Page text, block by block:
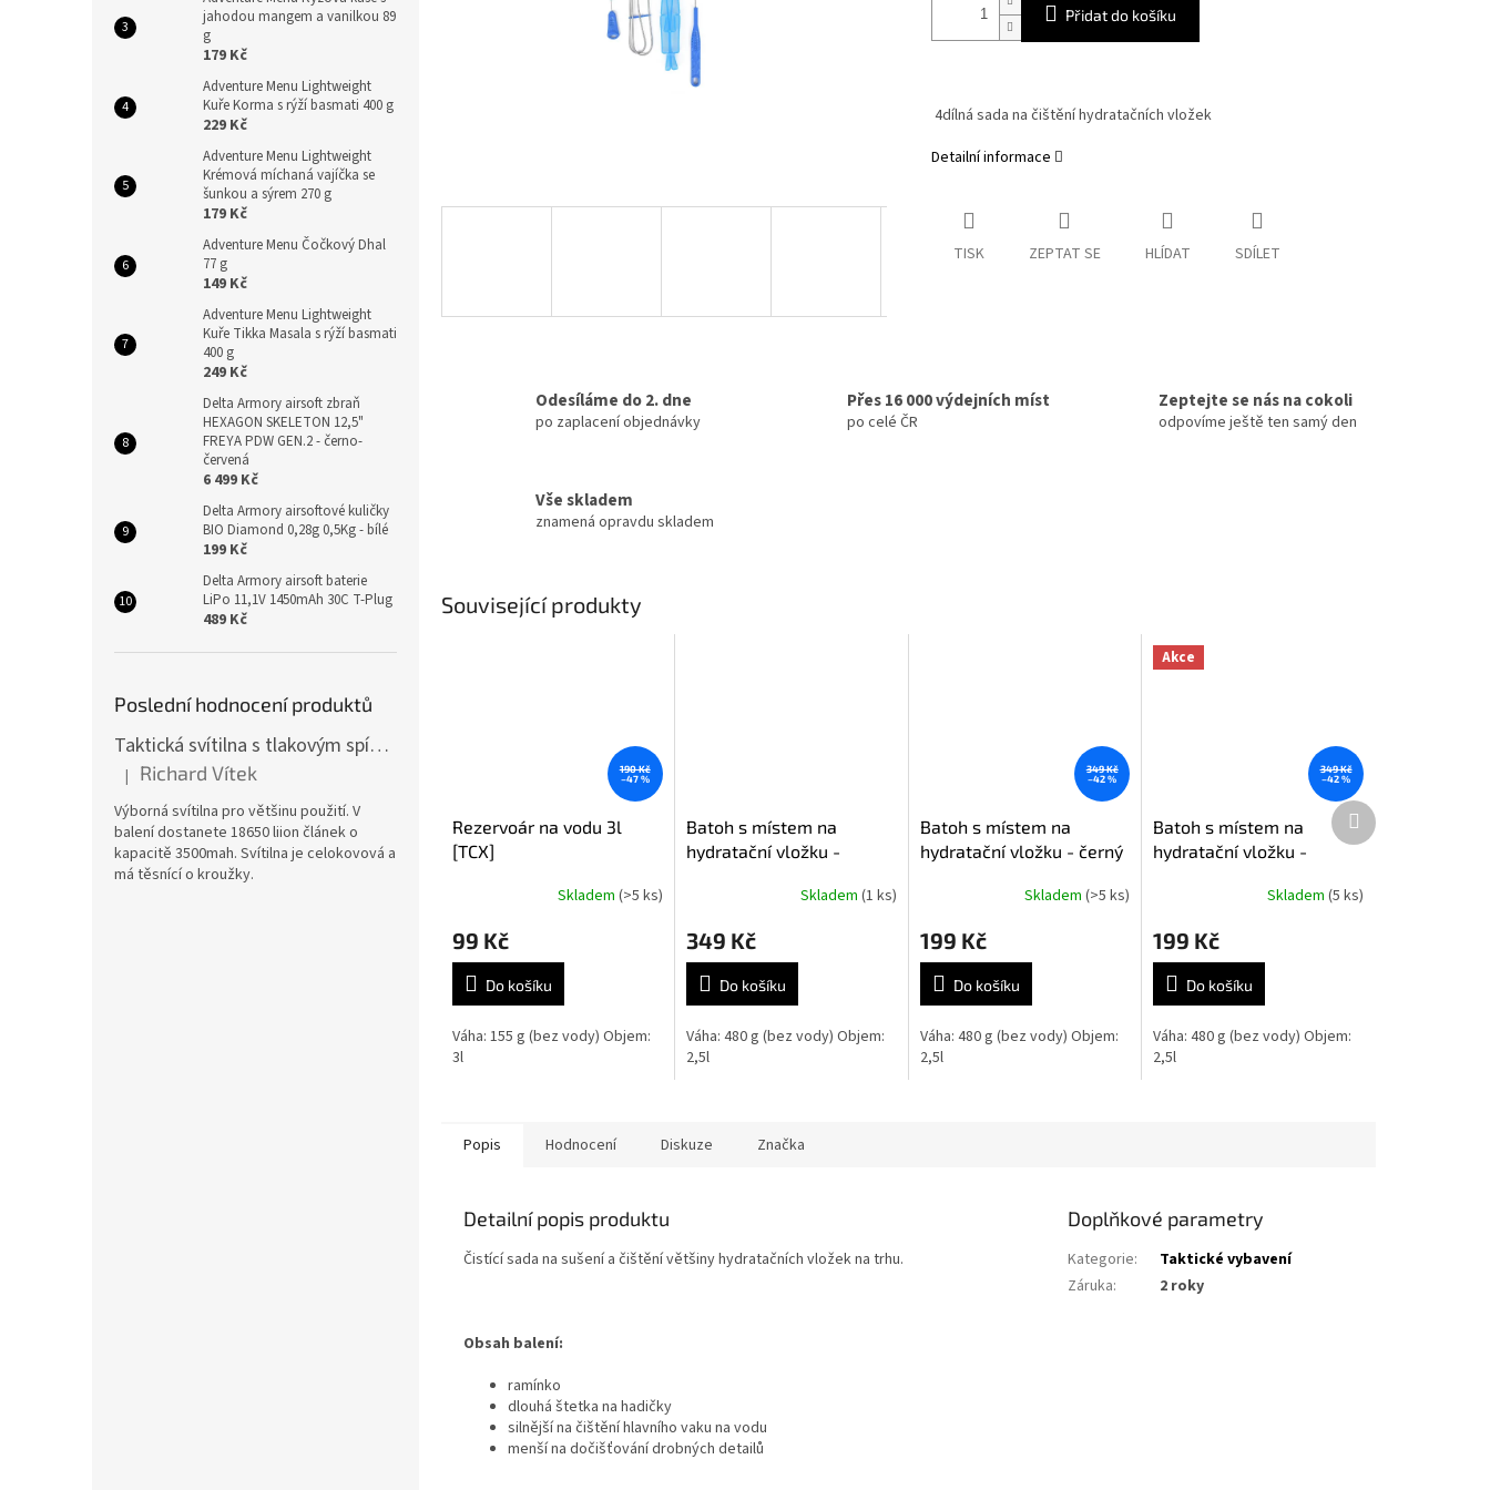
jahodou mangem a vanilkou 89
g
179 Kč
Adventure Menu Lightweight
Kuře Korma s rýží basmati 400 g
229 Kč
Adventure Menu Lightweight
Krémová míchaná vajíčka se
šunkou a sýrem 270 g
179 Kč
Adventure Menu Čočkový Dhal
77 g
149 Kč
Adventure Menu Lightweight
Kuře Tikka Masala s rýží basmati
400 g
249 Kč
Delta Armory airsoft zbraň
HEXAGON SKELETON 12,5"
FREYA PDW GEN.2 - černo-
červená
6 499 Kč
Delta Armory airsoftové kuličky
BIO Diamond 0,28g 0,5Kg - bílé
199 Kč
Delta Armory airsoft baterie
LiPo 11,1V 1450mAh 30C T-Plug
489 Kč
Poslední hodnocení produktů
Taktická svítilna s tlakovým spínačem [TCX]
Hodnocení produktu je 5 z 5 hvězdiček.
| Richard Vítek
Výborná svítilna pro většinu použití. V
balení dostanete 18650 liion článek o
kapacitě 3500mah. Svítilna je celokovová a
má těsnící o kroužky.
Přidat do košíku
4dílná sada na čištění hydratačních vložek
Detailní informace
TISK ZEPTAT SE HLÍDAT SDÍLET
Odesíláme do 2. dne
po zaplacení objednávky
Přes 16 000 výdejních míst
po celé ČR
Zeptejte se nás na cokoli
odpovíme ještě ten samý den
Vše skladem
znamená opravdu skladem
Související produkty
190 Kč
–47 %
Rezervoár na vodu 3l
[TCX]
Skladem (>5 ks)
99 Kč
Do košíku
Váha: 155 g (bez vody) Objem:
3l
Batoh s místem na
hydratační vložku -
Skladem (1 ks)
349 Kč
Do košíku
Váha: 480 g (bez vody) Objem:
2,5l
349 Kč
–42 %
Batoh s místem na
hydratační vložku - černý
Skladem(>5 ks)
199 Kč
Do košíku
Váha: 480 g (bez vody) Objem:
2,5l
Akce
349 Kč
–42 %
Batoh s místem na
hydratační vložku -
Skladem (5 ks)
199 Kč
Do košíku
Váha: 480 g (bez vody) Objem:
2,5l
Další
produkt
Popis Hodnocení Diskuze Značka
Detailní popis produktu
Čistící sada na sušení a čištění většiny hydratačních vložek na trhu.
Obsah balení:
ramínko
dlouhá štetka na hadičky
silnější na čištění hlavního vaku na vodu
menší na dočišťování drobných detailů
Doplňkové parametry
Kategorie:
Taktické vybavení
Záruka: 2 roky